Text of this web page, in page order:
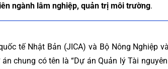
ngành lâm nghiệp, quản trị môi trường.
tế Nhật Bản (JICA) và Bộ Nông Nghiệp
chung có tên là “Dự án Quản lý Tài